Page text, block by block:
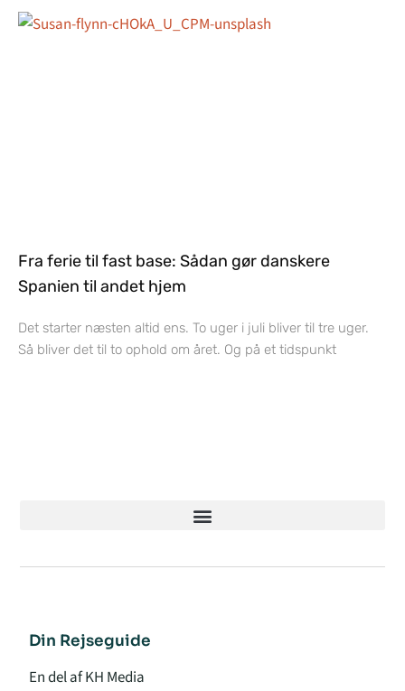
Fra ferie til fast base: Sådan gør danskere
Spanien til andet hjem
Det starter næsten altid ens. To uger i juli bliver til tre uger.
Så bliver det til to ophold om året. Og på et tidspunkt
Din Rejseguide
En del af KH Media